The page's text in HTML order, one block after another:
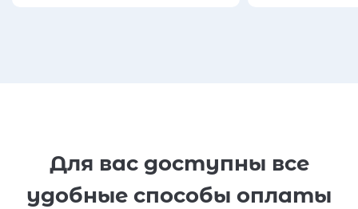
Для вас доступны все
удобные способы оплаты